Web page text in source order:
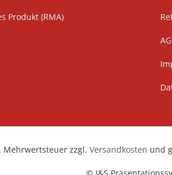
Produkt (RMA)
Mehrwertsteuer zzgl. Versandkosten und